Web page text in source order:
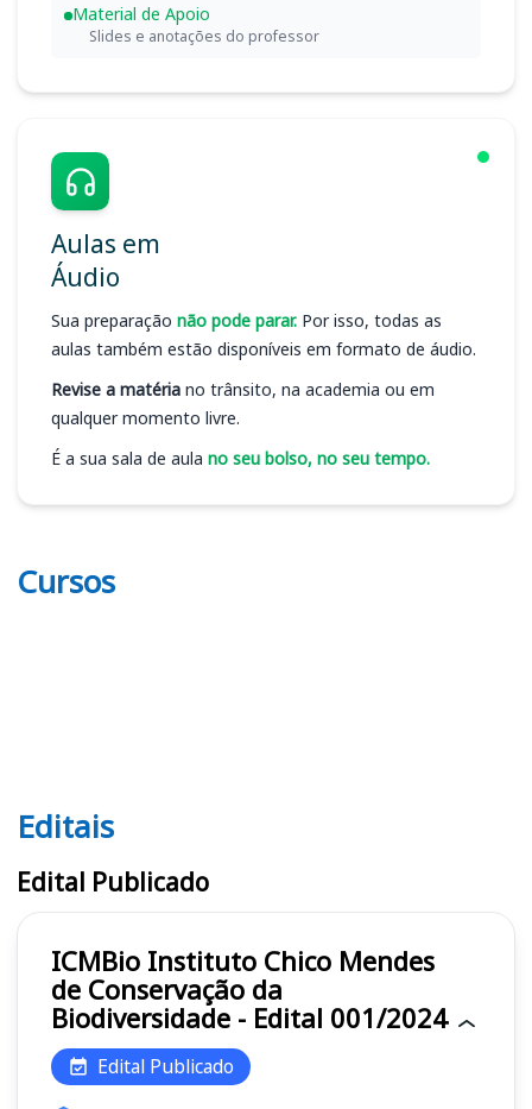
Material de Apoio
Slides e anotações do professor
Aulas em
Áudio
Sua preparação não pode parar. Por isso, todas as
aulas também estão disponíveis em formato de áudio.
Revise a matéria no trânsito, na academia ou em
qualquer momento livre.
É a sua sala de aula no seu bolso, no seu tempo.
Cursos
Editais ICMBio
Editais
Edital Publicado
ICMBio Instituto Chico Mendes
de Conservação da
Biodiversidade - Edital 001/2024
Edital Publicado